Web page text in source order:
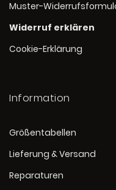
Muster-
Widerruf erklären
Cookie-Erklärung
Information
Größentabellen
Lieferung & Versand
Reparaturen